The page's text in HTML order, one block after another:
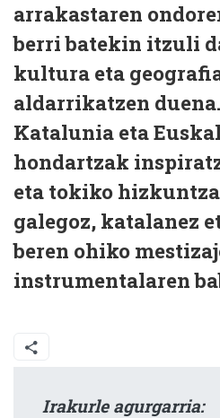
arrakastaren
berri batekin itzuli
kultura eta
aldarrikatzen
Katalunia eta
hondartzak
eta tokiko
galegoz, katalanez
beren ohiko
instrumentalaren
Irakurle agurgarria: